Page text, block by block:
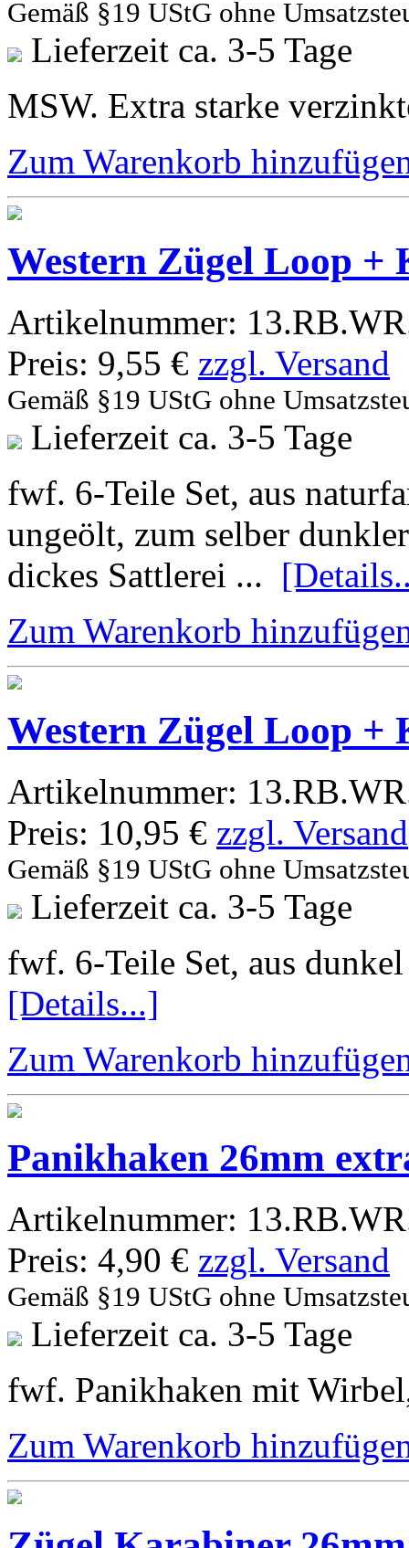
Gemäß §19 UStG ohne
Lieferzeit ca. 3-5 Tage
MSW. Extra starke
Zum Warenkorb
Western Zügel Loop +
Artikelnummer:
Preis: 9,55 € zzgl. Versand
Gemäß §19 UStG ohne
Lieferzeit ca. 3-5 Tage
fwf. 6-Teile Set, aus
ungeölt, zum selber
dickes Sattlerei ...
Zum Warenkorb
Western Zügel Loop +
Artikelnummer:
Preis: 10,95 € zzgl. Versand
Gemäß §19 UStG ohne
Lieferzeit ca. 3-5 Tage
fwf. 6-Teile Set, aus
[Details...]
Zum Warenkorb
Panikhaken 26mm
Artikelnummer:
Preis: 4,90 € zzgl. Versand
Gemäß §19 UStG ohne
Lieferzeit ca. 3-5 Tage
fwf. Panikhaken mit
Zum Warenkorb